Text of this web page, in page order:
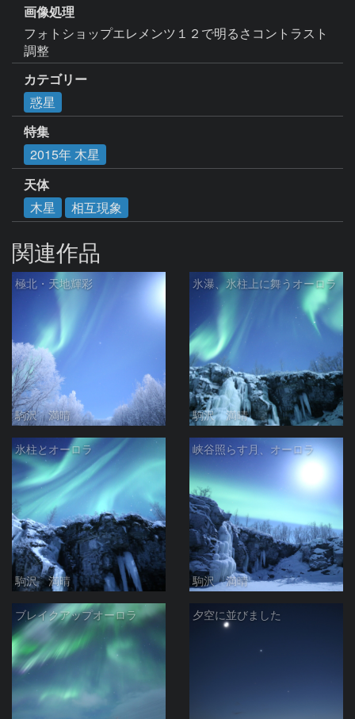
画像処理
フォトショップエレメンツ１２で明るさコントラスト
カテゴリー
惑星
特集
2015年 木星
天体
木星
相互現象
関連作品
極北・天地輝彩
駒沢 満晴
氷瀑、氷柱上に舞うオーロラ
駒沢 満晴
氷柱とオーロラ
駒沢 満晴
峡谷照らす月、オーロラ
駒沢 満晴
ブレイクアップオーロラ 夕空に並びました